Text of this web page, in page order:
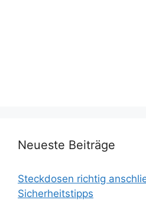
Neueste Beiträge
Steckdosen richtig
Sicherheitstipps